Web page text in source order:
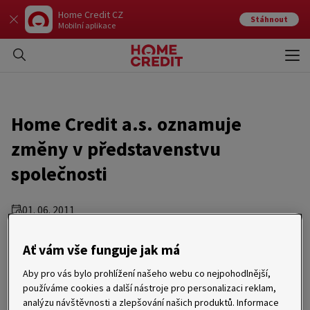
Home Credit CZ
Mobilní aplikace
Stáhnout
Home Credit a.s. oznamuje
změny v představenstvu
společnosti
01. 06. 2011
v představenstvu společnosti. Novým předsedou
Čomora. Změnilo se i složení členů představenstva: Luděk Jírů
a Marie Nekvapilová vystřídali Luboše Berkovce a Andreu
Zatloukalovou.
Ať vám vše funguje jak má
Aby pro vás bylo prohlížení našeho webu co nejpohodlnější,
používáme cookies a další nástroje pro personalizaci reklam,
analýzu návštěvnosti a zlepšování našich produktů. Informace